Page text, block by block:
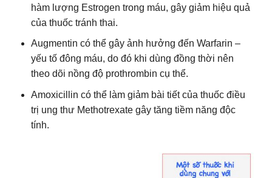
hàm lượng Estrogen trong máu, gây giảm hiệu quả
của thuốc tránh thai.
Augmentin có thể gây ảnh hưởng đến Warfarin –
yếu tố đông máu, do đó khi dùng đồng thời nên
theo dõi nồng độ prothrombin cụ thể.
Amoxicillin có thể làm giảm bài tiết của thuốc điều
trị ung thư Methotrexate gây tăng tiềm năng độc
tính.